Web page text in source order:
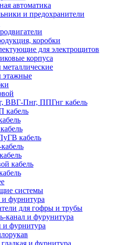
автоматика
и предохранители
коробки
для электрощитов
корпуса
ВВГ-Пнг, ППГнг кабель
кабель
кабель
системы
и фурнитура
для гофры и трубы
канал и фурунитура
и фурнитура
и фурнитура